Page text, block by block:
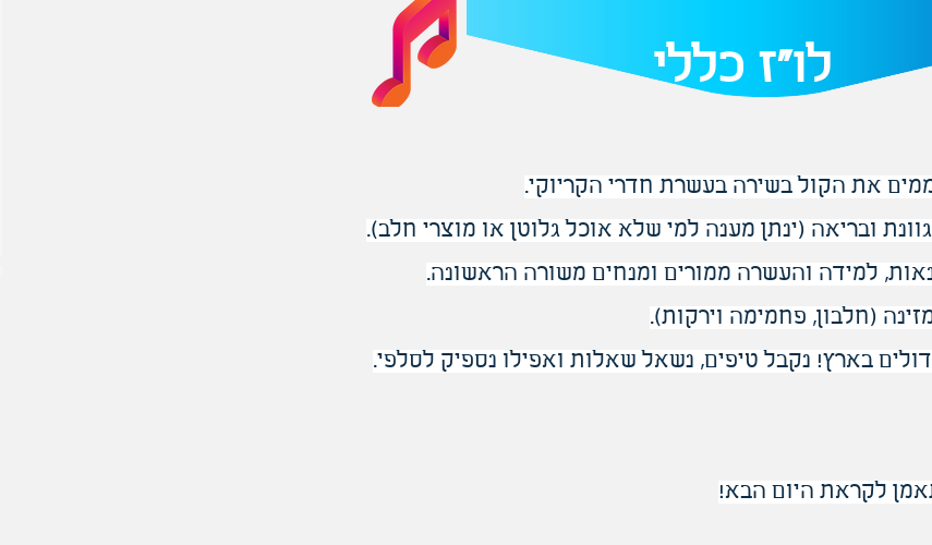
לו"ז כללי
את הקול בשירה בעשרת חדרי הקריוקי.
ובריאה (ינתן מענה למי שלא אוכל גלוטן או מוצרי חלב).
למידה והעשרה ממורים ומנחים משורה הראשונה.
(חלבון, פחמימה וירקות).
בארץ! נקבל טיפים, נשאל שאלות ואפילו נספיק לסלפי.
לקראת היום הבא!